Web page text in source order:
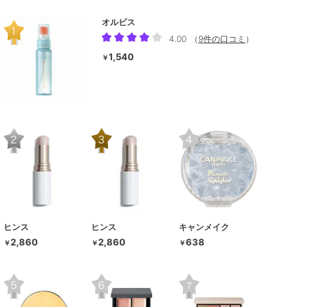
オルビス
4.00
（ 9件の口コミ ）
￥1,540
ヒンス
￥2,860
ヒンス
￥2,860
キャンメイク
￥638